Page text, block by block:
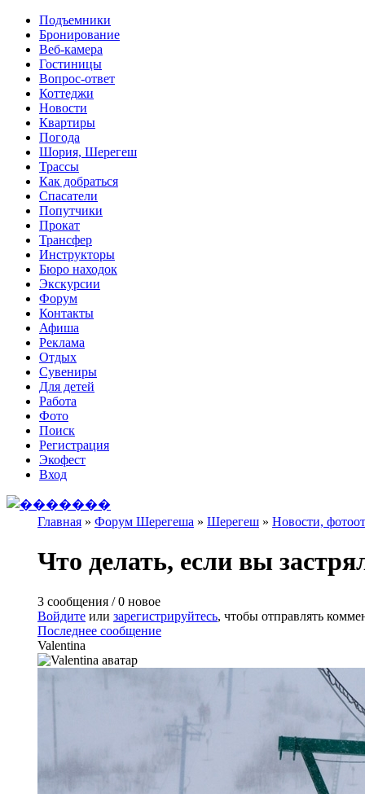
Перейти к основному содержанию
Подъемники
Бронирование
Веб-камера
Гостиницы
Вопрос-ответ
Коттеджи
Новости
Квартиры
Погода
Шория, Шерегеш
Трассы
Как добраться
Спасатели
Попутчики
Прокат
Трансфер
Инструкторы
Бюро находок
Экскурсии
Форум
Контакты
Афиша
Реклама
Отдых
Сувениры
Для детей
Работа
Фото
Поиск
Регистрация
Экофест
Вход
Главная » Форум Шерегеша » Шерегеш » Новости,
Что делать, если вы
3 сообщения / 0 новое
Войдите или зарегистрируйтесь, чтобы отправлять
Последнее сообщение
Valentina